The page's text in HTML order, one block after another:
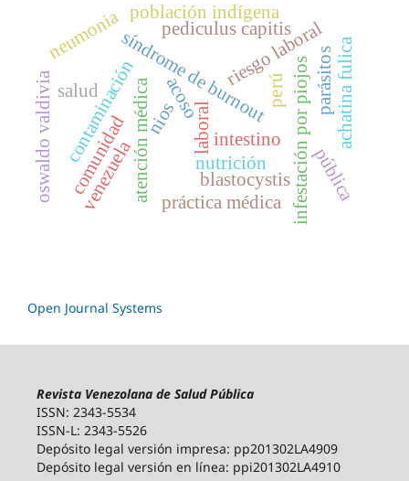
síndrome de burnoutriesgo laboral
atención médica infestación por piojos
pediculus capitis
población indígena
acoso
laboral
parásitos
blastocystis
contaminación intestino
neumonia
comunidad
práctica médica
nios
perú
salud
pública
venezuela nutrición
oswaldo valdivia achatina fulica
Open Journal Systems
Revista Venezolana de Salud Pública
ISSN: 2343-5534
ISSN-L: 2343-5526
Depósito legal versión impresa: pp201302LA4909
Depósito legal versión en línea: ppi201302LA4910